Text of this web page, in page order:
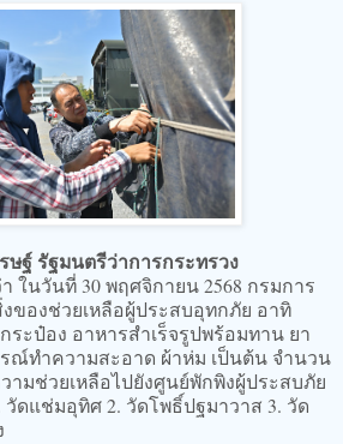
ษฐ์ รัฐมนตรีว่าการกระทรวง
ในวันที่ 30 พฤศจิกายน 2568 กรมการ
ของช่วยเหลือผู้ประสบอุทกภัย อาทิ
ะป๋อง อาหารสำเร็จรูปพร้อมทาน ยา
ณ์ทำความสะอาด ผ้าห่ม เป็นต้น จำนวน
ามช่วยเหลือไปยังศูนย์พักพิงผู้ประสบภัย
ดแช่มอุทิศ 2. วัดโพธิ์ปฐมาวาส 3. วัด